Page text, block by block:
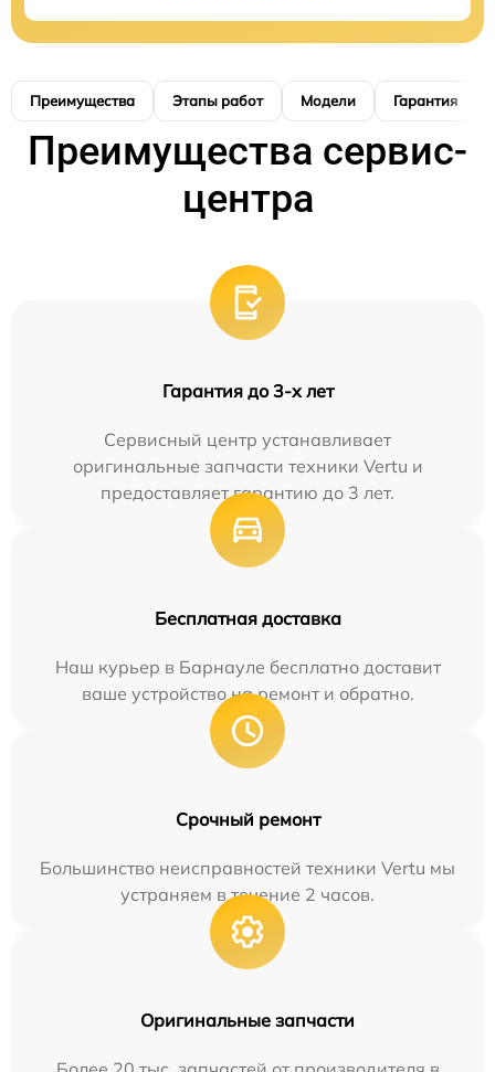
Преимущества Этапы работ Модели Гарантия
Преимущества сервис-
центра
Гарантия до 3-х лет
Сервисный центр устанавливает
оригинальные запчасти техники Vertu и
предоставляет гарантию до 3 лет.
Бесплатная доставка
Наш курьер в Барнауле бесплатно доставит
ваше устройство на ремонт и обратно.
Срочный ремонт
Большинство неисправностей техники Vertu мы
устраняем в течение 2 часов.
Оригинальные запчасти